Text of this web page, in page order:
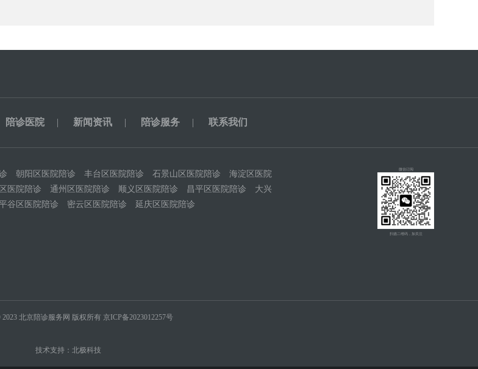
陪诊医院 | 新闻资讯 | 陪诊服务 | 联系我们
朝阳区医院陪诊 丰台区医院陪诊 石景山区医院陪诊
海淀区医院
医院陪诊 通州区医院陪诊 顺义区医院陪诊 昌平区医院陪诊
大兴
谷区医院陪诊 密云区医院陪诊 延庆区医院陪诊
微信订阅
扫描二维码，加关注
2023 北京陪诊服务网 版权所有 京ICP备2023012257号
技术支持： 北极科技